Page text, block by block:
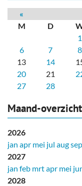
«
M
D
1
6
7 8
13
14
20
21
27
28
Maand-overzicht
2026
jan apr mei jul augsep
2027
jan feb mrtapr mei
2028